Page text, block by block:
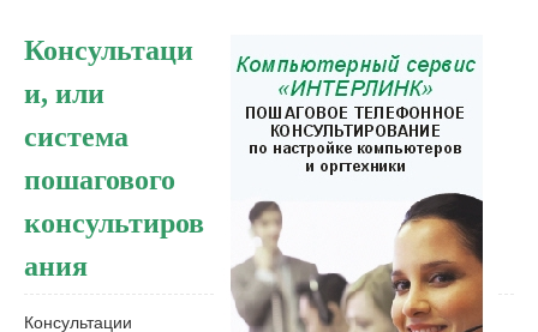
Консультаци
и, или
система
пошагового
консультиров
ания
Консультации